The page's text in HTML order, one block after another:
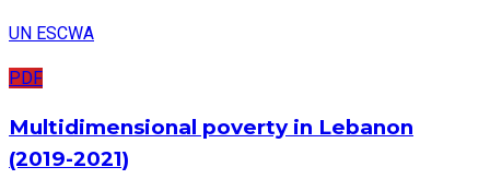
UN ESCWA
PDF
Multidimensional poverty in Lebanon
(2019-2021)